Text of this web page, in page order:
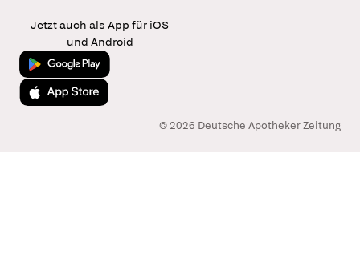
Jetzt auch als App für iOS
und Android
Jetzt bei Google Play
Laden im App Store
© 2026 Deutsche Apotheker Zeitung